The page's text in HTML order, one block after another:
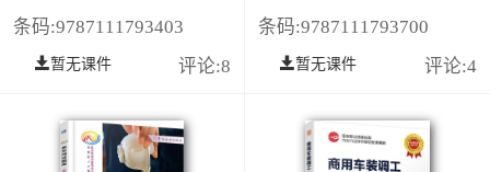
条码:9787111793403
暂无课件 评论:8
条码:9787111793700
暂无课件 评论:4